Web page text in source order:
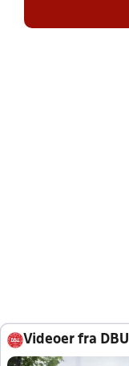
Videoer fra DBU